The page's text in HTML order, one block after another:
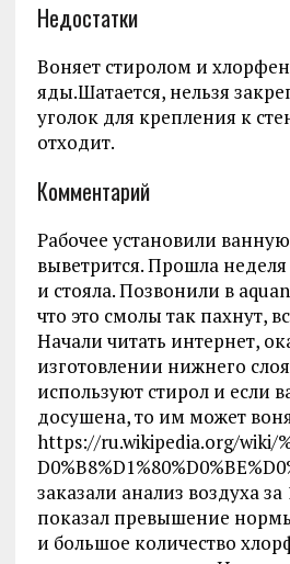
Недостатки
Воняет стиролом и
яды.Шатается, нельзя
уголок для крепления к
отходит.
Комментарий
Рабочее установили
выветрится. Прошла
и стояла. Позвонили в
что это смолы так пахнут,
Начали читать интернет,
изготовлении нижнего
используют стирол и если
досушена, то им может
https://ru.wikipedia.org/wiki/
заказали анализ воздуха
показал превышение
и большое количество